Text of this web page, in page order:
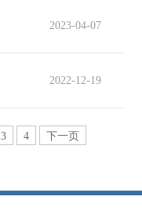
2023-04-07
2022-12-19
3 4 下一页